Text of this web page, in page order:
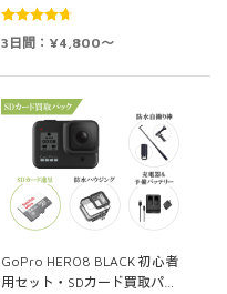
5段階中
3日間：¥4,800～
GoPro HERO8 BLACK 初心者
用セット・SDカード買取パ…